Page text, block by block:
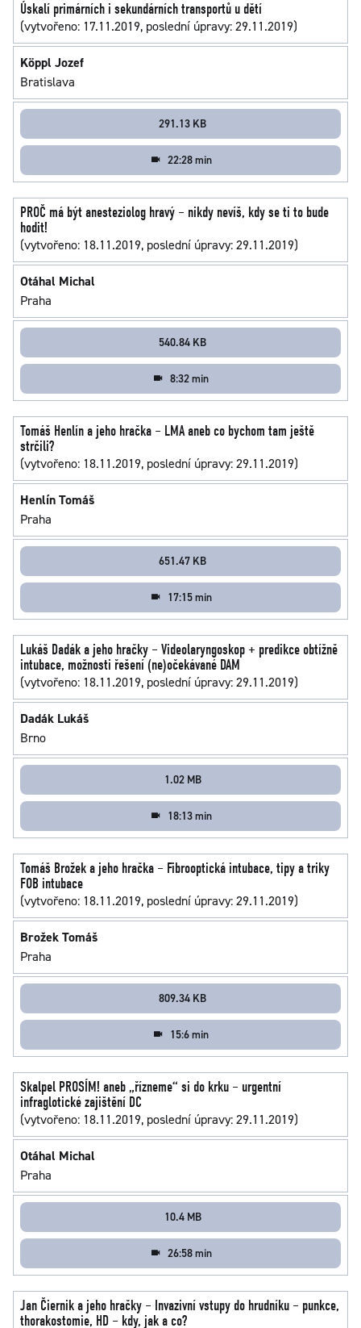
Úskalí primárních i sekundárních transportů u dětí
(vytvořeno: 17.11.2019, poslední úpravy: 29.11.2019)
Köppl Jozef
Bratislava
291.13 KB
22:28 min
PROČ má být anesteziolog hravý – nikdy nevíš, kdy se ti to bude
hodit!
(vytvořeno: 18.11.2019, poslední úpravy: 29.11.2019)
Otáhal Michal
Praha
540.84 KB
8:32 min
Tomáš Henlín a jeho hračka – LMA aneb co bychom tam ještě
strčili?
(vytvořeno: 18.11.2019, poslední úpravy: 29.11.2019)
Henlín Tomáš
Praha
651.47 KB
17:15 min
Lukáš Dadák a jeho hračky – Videolaryngoskop + predikce obtížně
intubace, možnosti řešení (ne)očekávané DAM
(vytvořeno: 18.11.2019, poslední úpravy: 29.11.2019)
Dadák Lukáš
Brno
1.02 MB
18:13 min
Tomáš Brožek a jeho hračka – Fibrooptická intubace, tipy a triky
FOB intubace
(vytvořeno: 18.11.2019, poslední úpravy: 29.11.2019)
Brožek Tomáš
Praha
809.34 KB
15:6 min
Skalpel PROSÍM! aneb „řízneme“ si do krku – urgentní
infraglotické zajištění DC
(vytvořeno: 18.11.2019, poslední úpravy: 29.11.2019)
Otáhal Michal
Praha
10.4 MB
26:58 min
Jan Čiernik a jeho hračky – Invazivní vstupy do hrudníku – punkce,
thorakostomie, HD – kdy, jak a co?